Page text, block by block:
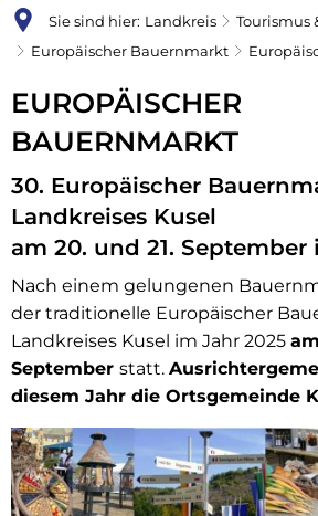
Sie sind hier: Landkreis
Tourismus
Europäischer Bauernmarkt
Europäischer
Bauernmarkt
2025
EUROPÄISCHER
BAUERNMARKT
30. Europäischer
Landkreises Kusel
am 20. und 21.
Nach einem gelungenen
der traditionelle Europäischer
Landkreises Kusel im Jahr 2025
September statt.
diesem Jahr die Ortsgemeinde